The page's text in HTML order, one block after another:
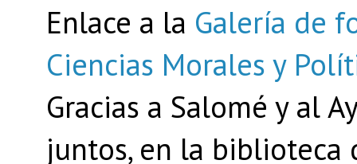
Enlace a la Galería de
Ciencias Morales y
Gracias a Salomé y al
juntos, en la biblioteca